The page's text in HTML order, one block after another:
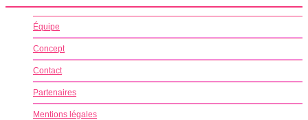
Équipe
Concept
Contact
Partenaires
Mentions légales